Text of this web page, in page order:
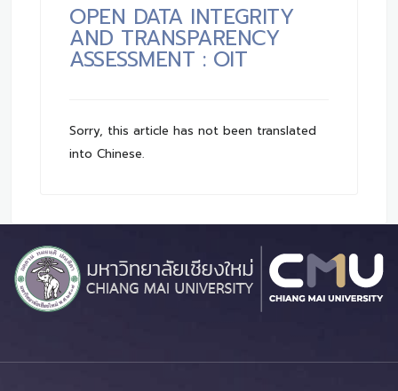
OPEN DATA INTEGRITY
AND TRANSPARENCY
ASSESSMENT : OIT
Sorry, this article has not been translated
into Chinese.